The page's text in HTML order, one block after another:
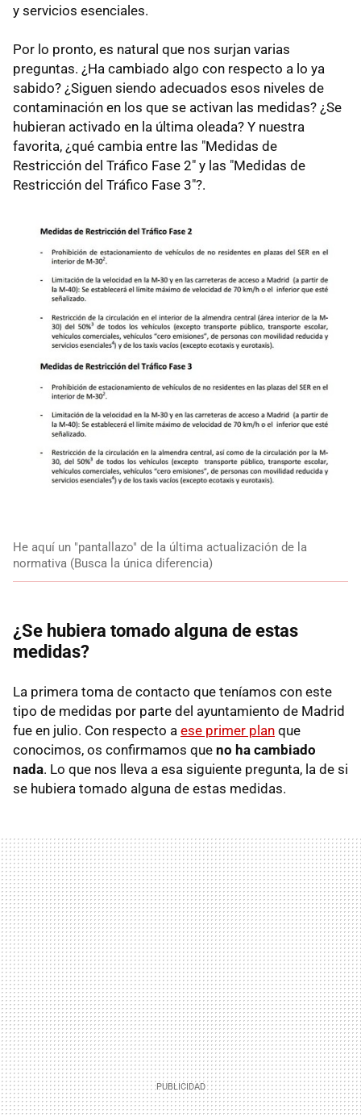
y servicios esenciales.
Por lo pronto, es natural que nos surjan varias
preguntas. ¿Ha cambiado algo con respecto a lo ya
sabido? ¿Siguen siendo adecuados esos niveles de
contaminación en los que se activan las medidas? ¿Se
hubieran activado en la última oleada? Y nuestra
favorita, ¿qué cambia entre las "Medidas de
Restricción del Tráfico Fase 2" y las "Medidas de
Restricción del Tráfico Fase 3"?.
He aquí un "pantallazo" de la última actualización de la
normativa (Busca la única diferencia)
¿Se hubiera tomado alguna de estas
medidas?
La primera toma de contacto que teníamos con este
tipo de medidas por parte del ayuntamiento de Madrid
fue en julio. Con respecto a ese primer plan que
conocimos, os confirmamos que no ha cambiado
nada. Lo que nos lleva a esa siguiente pregunta, la de si
se hubiera tomado alguna de estas medidas.